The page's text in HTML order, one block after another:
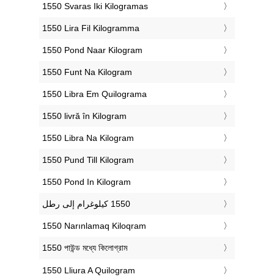
‎1550 Svaras Iki Kilogramas
‎1550 Lira Fil Kilogramma
‎1550 Pond Naar Kilogram
‎1550 Funt Na Kilogram
‎1550 Libra Em Quilograma
‎1550 livră în Kilogram
‎1550 Libra Na Kilogram
‎1550 Pund Till Kilogram
‎1550 Pond In Kilogram
‎1550 Narınlamaq Kiloqram
‎1550 পাউন্ড মধ্যে কিলোগ্রাম
‎1550 Lliura A Quilogram